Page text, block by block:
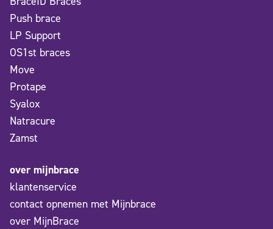
Push brace
LP Support
OS1st braces
Move
Protape
Syalox
Natracure
Zamst
over mijnbrace
klantenservice
contact opnemen met Mijnbrace
over MijnBrace